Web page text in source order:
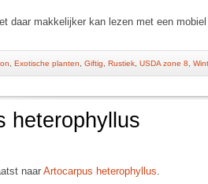
daar makkelijker kan lezen met een
Exotische planten Giftig Rustiek USDA zone 8
heterophyllus
naar Artocarpus heterophyllus.